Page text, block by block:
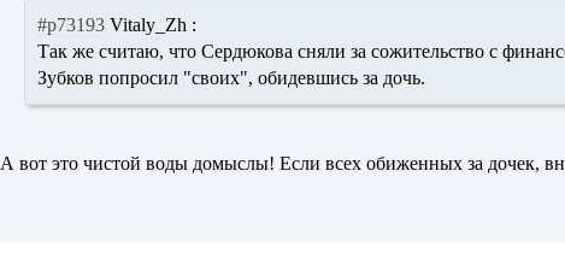
#p73193 Vitaly_Zh :
Так же считаю, что Сердюкова сняли за сожительство с
Зубков попросил "своих", обидевшись за дочь.
А вот это чистой воды домыслы! Если всех обиженных за дочек,